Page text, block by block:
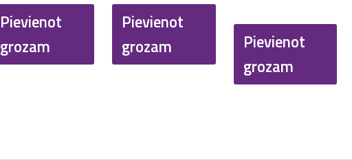
Pievienot
grozam
was:
€ 8.30.
Pievienot
grozam
Pievienot
grozam